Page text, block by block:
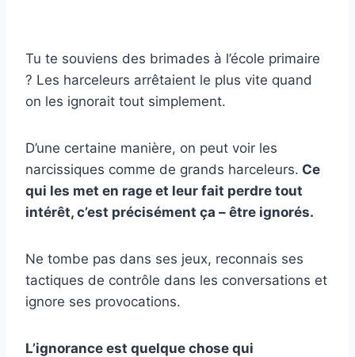
Tu te souviens des brimades à l’école primaire
? Les harceleurs arrêtaient le plus vite quand
on les ignorait tout simplement.
D’une certaine manière, on peut voir les
narcissiques comme de grands harceleurs. Ce
qui les met en rage et leur fait perdre tout
intérêt, c’est précisément ça – être ignorés.
Ne tombe pas dans ses jeux, reconnais ses
tactiques de contrôle dans les conversations et
ignore ses provocations.
L’ignorance est quelque chose qui